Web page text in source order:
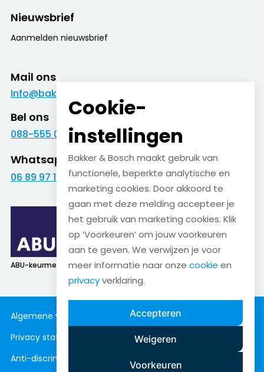
Nieuwsbrief
Aanmelden nieuwsbrief
Mail ons
Info@bakkerenbosch.nl
Bel ons
088-555 09 09
Whatsapp
06 89 97 16 01
ABU-keurmerk SNA-keurmerk
Algemene voorwaarden
Cookieverklaring
Disclaimer
Privacy statement
Anti-discriminatiebeleid
Cookie-
instellingen
Bakker & Bosch maakt gebruik van
functionele, beperkte analytische en
marketing cookies. Door akkoord te
gaan met deze melding accepteer je
het gebruik van marketing cookies. Klik
op ‘Voorkeuren’ om jouw voorkeuren
aan te geven. We verwijzen je voor
meer informatie naar onze cookie en
privacyverklaring.
Accepteren
Weigeren
Voorkeuren